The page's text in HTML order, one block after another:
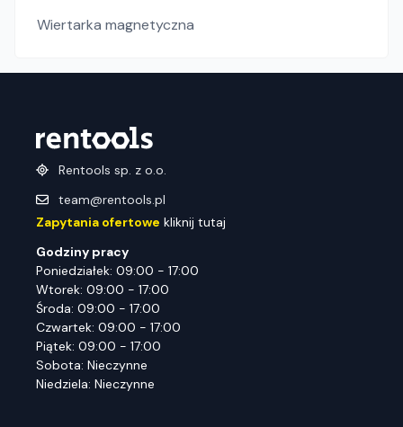
Wiertarka magnetyczna
Rentools sp. z o.o.
team@rentools.pl
Zapytania ofertowe kliknij tutaj
Godziny pracy
Poniedziałek: 09:00 - 17:00
Wtorek: 09:00 - 17:00
Środa: 09:00 - 17:00
Czwartek: 09:00 - 17:00
Piątek: 09:00 - 17:00
Sobota: Nieczynne
Niedziela: Nieczynne